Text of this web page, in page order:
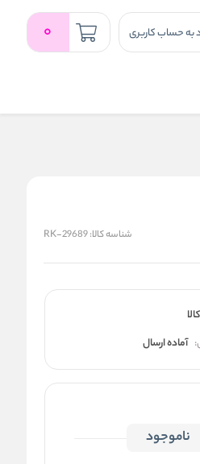
به حساب کاربری 0
شناسه کالا:RK-29689
آماده ارسال
ناموجود